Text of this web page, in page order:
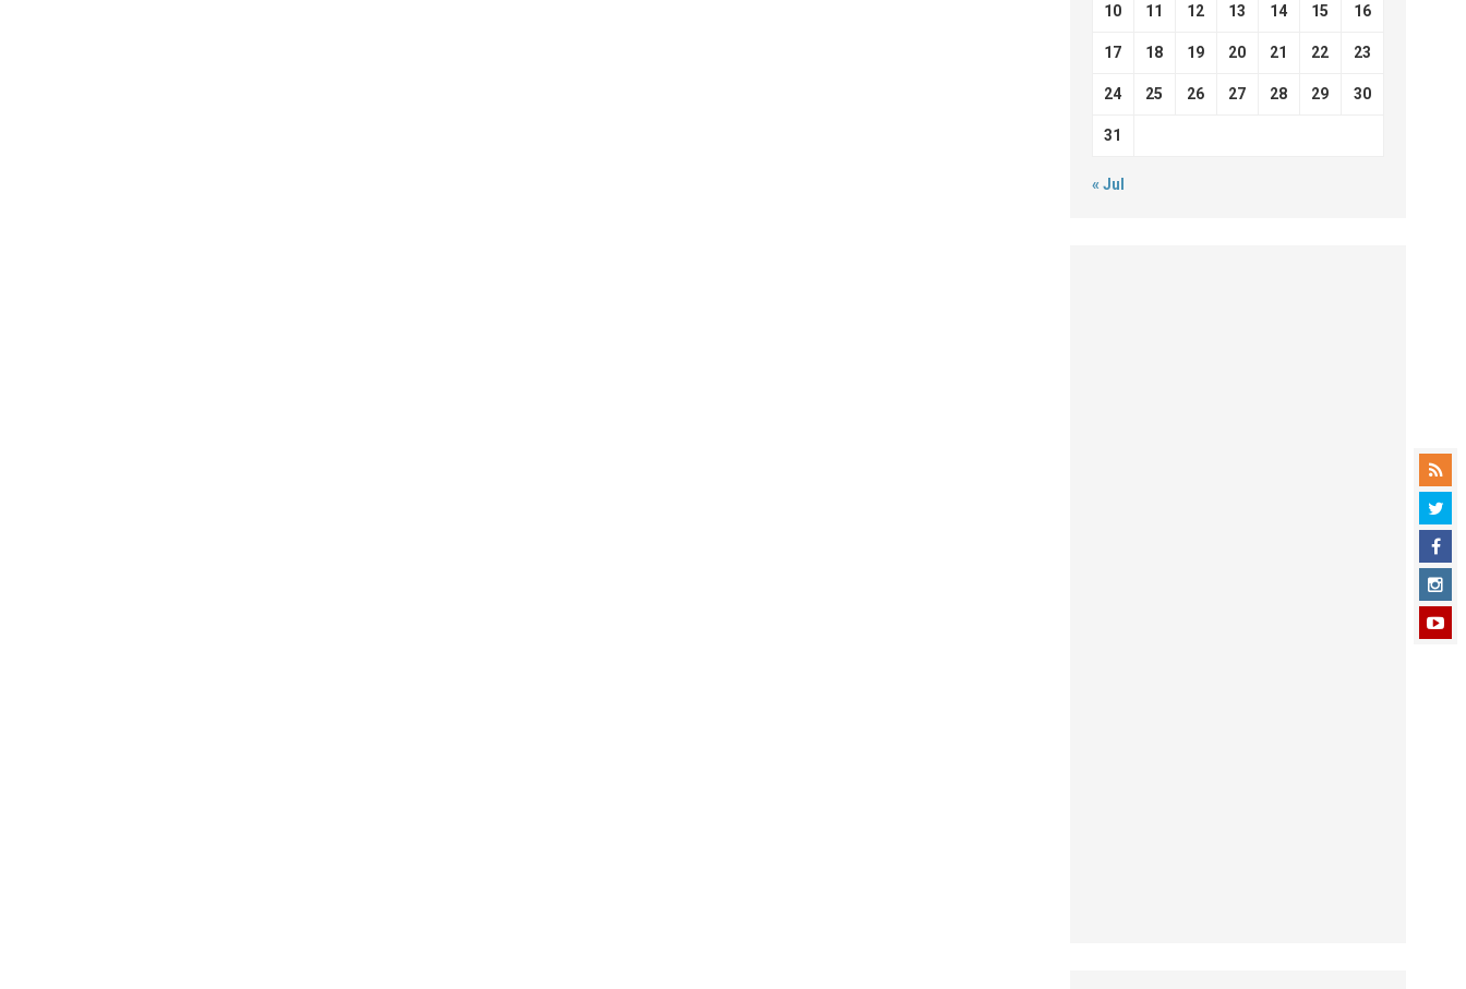
10 11 12 13 14 15 16
17 18 19 20 21 22 23
24 25 26 27 28 29 30
31
« Jul